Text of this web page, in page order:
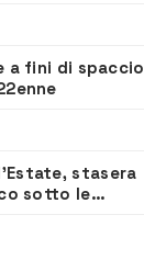
a fini di spaccio
stasera
sotto le